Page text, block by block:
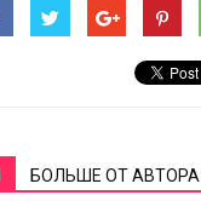
БОЛЬШЕ ОТ АВТОРА